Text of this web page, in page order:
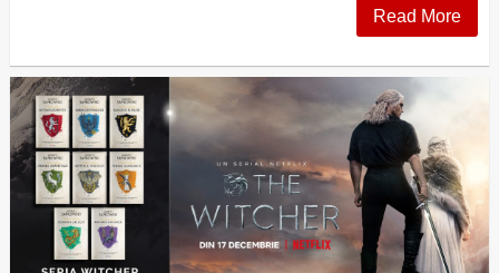
Read More